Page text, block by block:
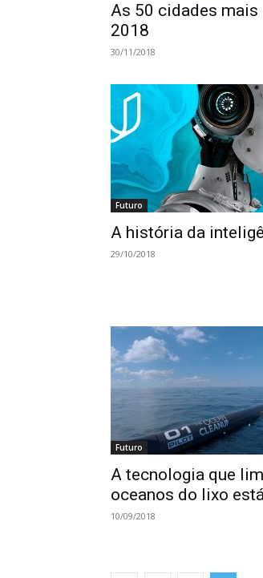
As 50 cidades mais
2018
30/11/2018
Futuro
A história da
29/10/2018
Futuro
A tecnologia que
oceanos do lixo
10/09/2018